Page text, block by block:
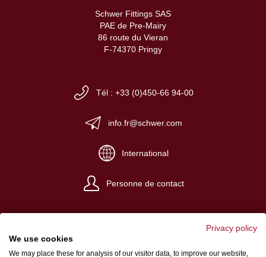
Schwer Fittings SAS
PAE de Pre-Mairy
86 route du Vieran
F-74370 Pringy
Tél : +33 (0)450-66 94-00
info.fr@schwer.com
International
Personne de contact
Privacy policy
We use cookies
We may place these for analysis of our visitor data, to improve our website,